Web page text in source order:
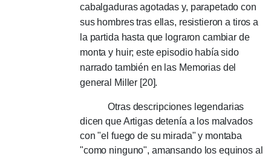
cabalgaduras agotadas y, parapetado con
sus hombres tras ellas, resistieron a tiros a
la partida hasta que lograron cambiar de
monta y huir;este episodio había sido
narrado también en las Memorias del
general Miller [20].
Otras descripciones legendarias
dicen que Artigas detenía a los malvados
con "el fuego de su mirada" y montaba
"como ninguno", amansando los equinos al